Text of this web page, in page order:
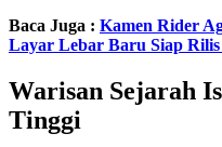
Baca Juga : Kamen Rider
Layar Lebar Baru Siap Rilis
Warisan Sejarah
Tinggi